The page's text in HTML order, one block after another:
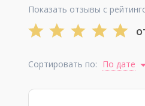
Показать отзывы с
Сортировать по: По дате